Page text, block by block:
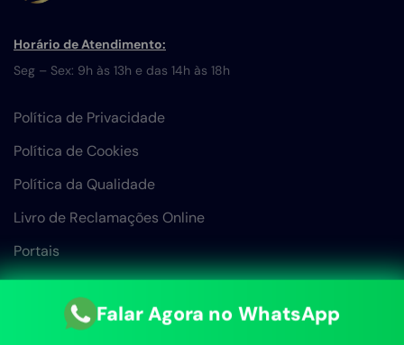
Horário de Atendimento:
Seg – Sex: 9h às 13h e das 14h às 18h
Política de Privacidade
Política de Cookies
Política da Qualidade
Livro de Reclamações Online
Portais
Falar Agora no WhatsApp